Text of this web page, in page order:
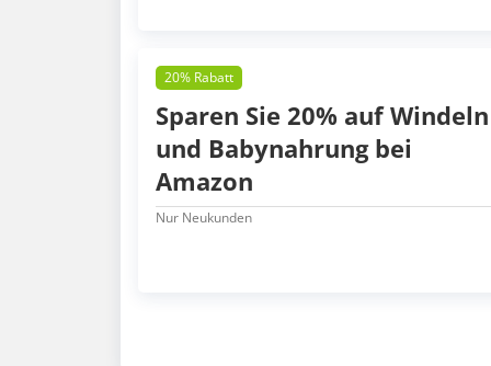
20% Rabatt
Sparen Sie 20% auf Windeln
und Babynahrung bei
Amazon
Nur Neukunden